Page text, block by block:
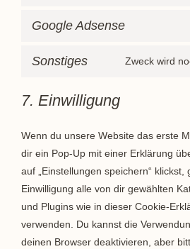
Google Adsense
Sonstiges Zweck wird
7. Einwilligung
Wenn du unsere Website das erste
dir ein Pop-Up mit einer Erklärung
auf „Einstellungen speichern“ klickst,
Einwilligung alle von dir gewählten
und Plugins wie in dieser Cookie-
verwenden. Du kannst die
deinen Browser deaktivieren, aber